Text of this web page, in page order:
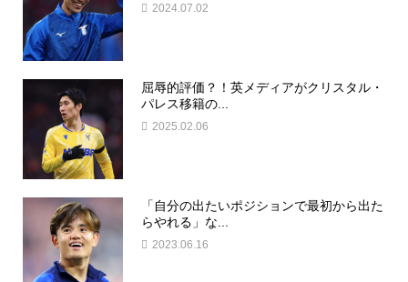
2024.07.02
屈辱的評価？！英メディアがクリスタル・
パレス移籍の...
2025.02.06
「自分の出たいポジションで最初から出た
らやれる」な...
2023.06.16